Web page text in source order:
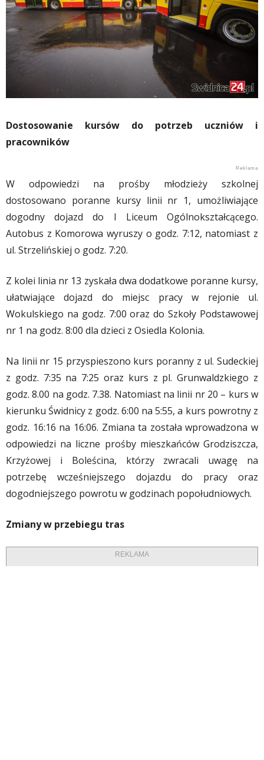
Dostosowanie kursów do potrzeb uczniów i
pracowników
W odpowiedzi na prośby młodzieży szkolnej
dostosowano poranne kursy linii nr 1, umożliwiające
dogodny dojazd do I Liceum Ogólnokształcącego.
Autobus z Komorowa wyruszy o godz. 7:12, natomiast z
ul. Strzelińskiej o godz. 7:20.
Z kolei linia nr 13 zyskała dwa dodatkowe poranne kursy,
ułatwiające dojazd do miejsc pracy w rejonie ul.
Wokulskiego na godz. 7:00 oraz do Szkoły Podstawowej
nr 1 na godz. 8:00 dla dzieci z Osiedla Kolonia.
Na linii nr 15 przyspieszono kurs poranny z ul. Sudeckiej
z godz. 7:35 na 7:25 oraz kurs z pl. Grunwaldzkiego z
godz. 8.00 na godz. 7.38. Natomiast na linii nr 20 – kurs w
kierunku Świdnicy z godz. 6:00 na 5:55, a kurs powrotny z
godz. 16:16 na 16:06. Zmiana ta została wprowadzona w
odpowiedzi na liczne prośby mieszkańców Grodziszcza,
Krzyżowej i Boleścina, którzy zwracali uwagę na
potrzebę wcześniejszego dojazdu do pracy oraz
dogodniejszego powrotu w godzinach popołudniowych.
Zmiany w przebiegu tras
REKLAMA